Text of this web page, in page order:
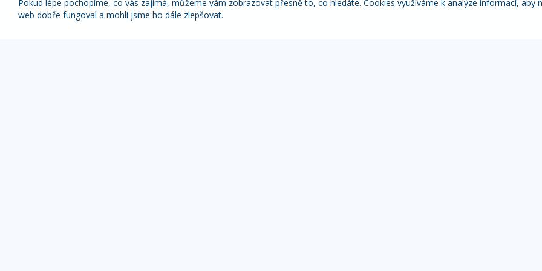
Pokud lépe pochopíme, co vás zajímá, můžeme vám zobrazovat přesně to, co hledáte. Cookies využíváme k analýze informací, aby
web dobře fungoval a mohli jsme ho dále zlepšovat.